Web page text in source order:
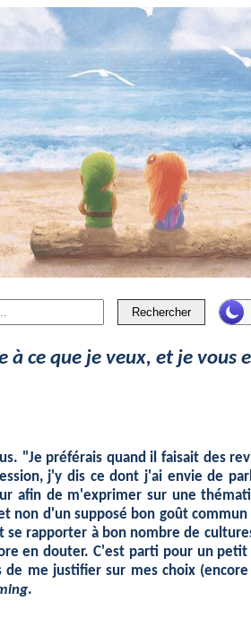
Rechercher
à ce que je veux, et je vous
"Je préférais quand il faisait des
j'y dis ce dont j'ai envie de
afin de m'exprimer sur une
non d'un supposé bon goût
rapporter à bon nombre de
en douter. C'est parti pour un
me justifier sur mes choix
.